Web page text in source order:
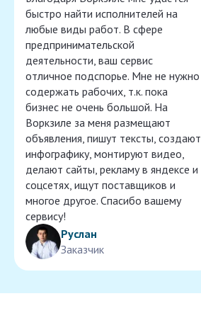
быстро найти исполнителей на
любые виды работ. В сфере
предпринимательской
деятельности, ваш сервис
отличное подспорье. Мне не нужно
содержать рабочих, т.к. пока
бизнес не очень большой. На
Воркзиле за меня размещают
объявления, пишут тексты, создают
инфографику, монтируют видео,
делают сайты, рекламу в яндексе и
соцсетях, ищут поставщиков и
многое другое. Спасибо вашему
сервису!
Руслан
Заказчик